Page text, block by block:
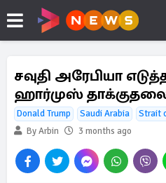
சவுதி அரேபியா எடுத்த
ஹார்முஸ்
Donald Trump Saudi Arabia
Strait
By Arbin
3 months ago